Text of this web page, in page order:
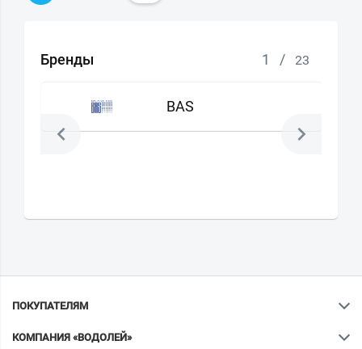
Бренды 1 / 23
BAS
ПОКУПАТЕЛЯМ
КОМПАНИЯ «ВОДОЛЕЙ»